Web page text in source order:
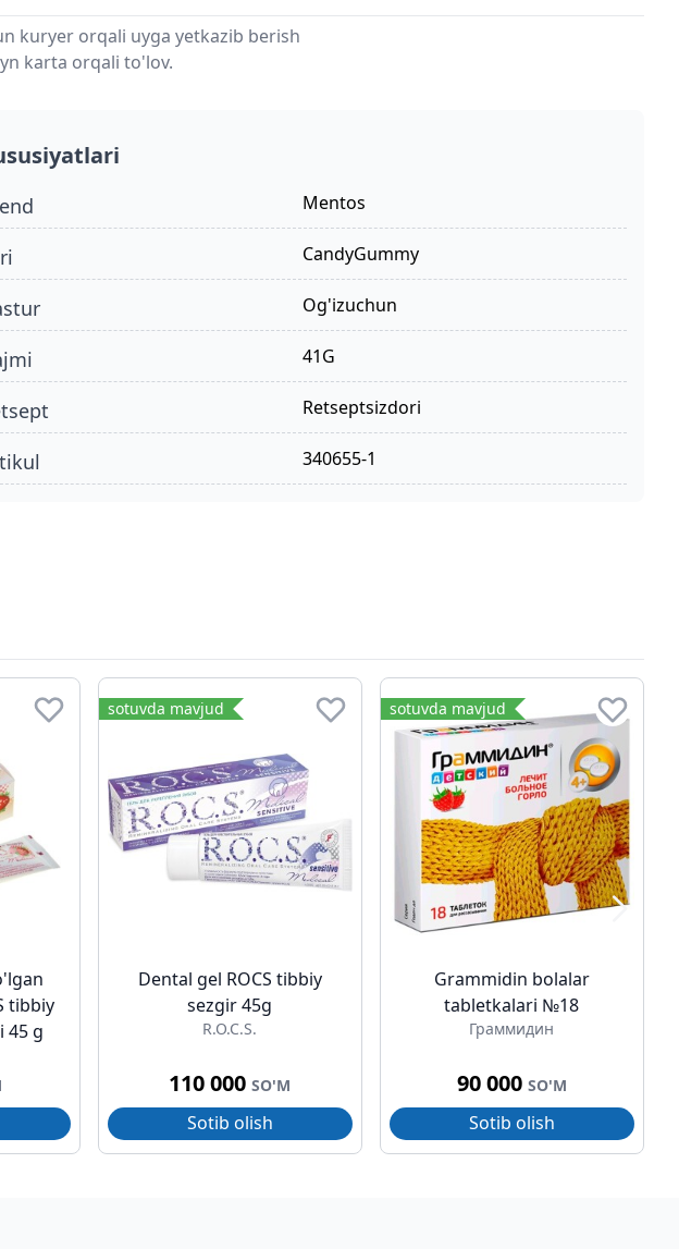
kuryer orqali uyga yetkazib berish
karta orqali to'lov.
Mentos
candyGummy
og'izuchun
41G
retseptsizdori
340655-1
tibbiy
45 g
sotuvda mavjud
Dental gel ROCS tibbiy
sezgir 45g
R.O.C.S.
110 000SO'M
Sotib olish
sotuvda mavjud
Grammidin bolalar
tabletkalari №18
Граммидин
90 000 SO'M
Sotib olish